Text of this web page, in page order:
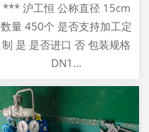
*** 沪工恒 公称直径 15cm
数量 450个 是否支持加工定
制 是 是否进口 否 包装规格
DN1...